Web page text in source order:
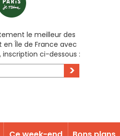
le meilleur des
en Île de France avec
ci-dessous :
>